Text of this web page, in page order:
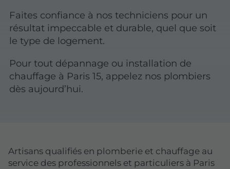
Faites confiance à nos techniciens pour un
résultat impeccable et durable, quel que soit
le type de logement.
Pour tout dépannage ou installation de
chauffage à Paris 15, appelez nos plombiers
dès aujourd’hui.
Artisans qualifiés en plomberie et chauffage au
service des professionnels et particuliers à Paris